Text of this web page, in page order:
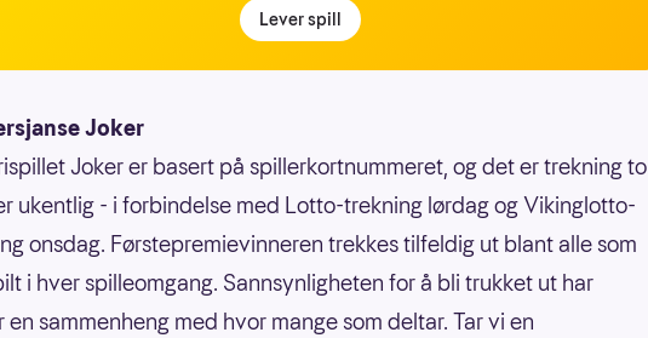
Lever spill
Joker
Joker er basert på spillerkortnummeret, og det er trekning to
ukentlig - i forbindelse med Lotto-trekning lørdag og Vikinglotto-
onsdag. Førstepremievinneren trekkes tilfeldig ut blant alle som
i hver spilleomgang. Sannsynligheten for å bli trukket ut har
en sammenheng med hvor mange som deltar. Tar vi en